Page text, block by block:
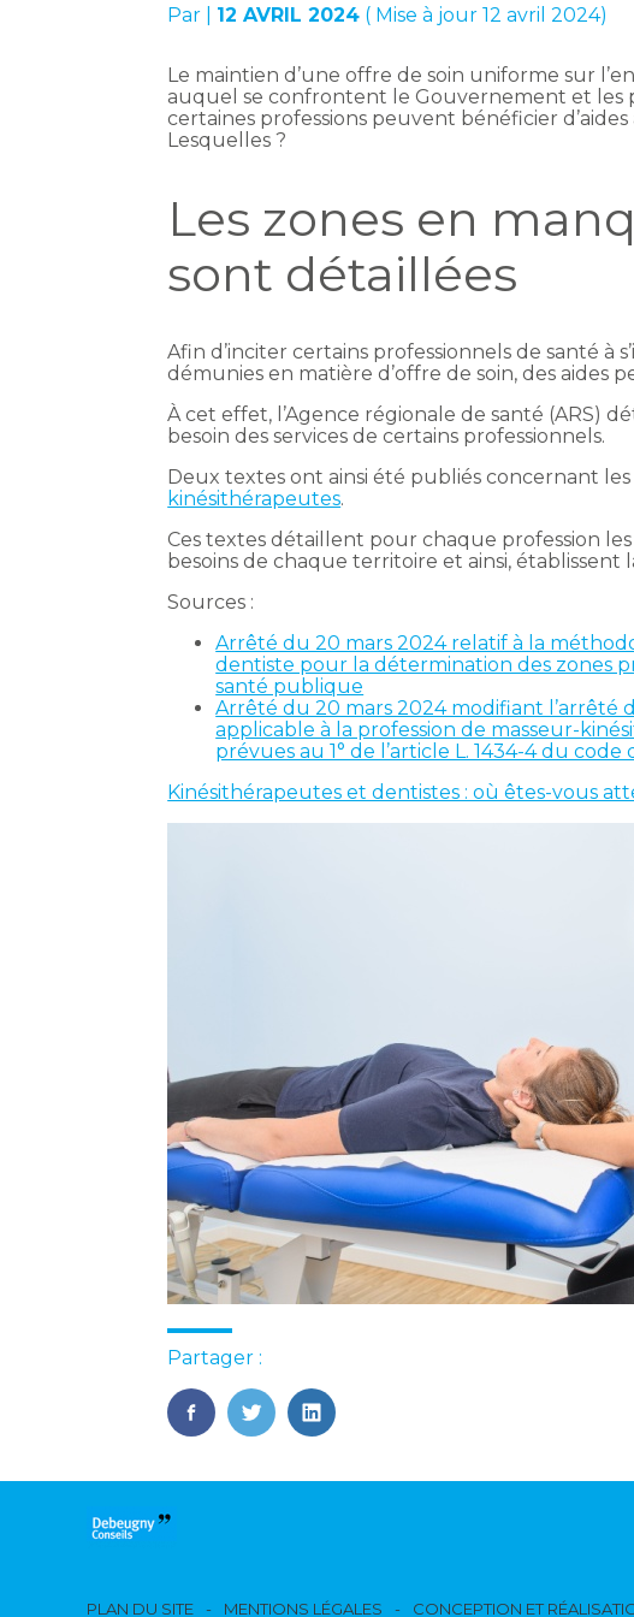
Par 12 AVRIL 2024 ( Mise à jour 12 avril 2024)
Le maintien d’une offre de soin uniforme sur
auquel se confrontent le Gouvernement et les
certaines professions peuvent bénéficier
Lesquelles ?
Les zones en
sont détaillées
Afin d’inciter certains professionnels de santé à
démunies en matière d’offre de soin, des aides
À cet effet, l’Agence régionale de santé (ARS)
besoin des services de certains professionnels.
Deux textes ont ainsi été publiés concernant
kinésithérapeutes.
Ces textes détaillent pour chaque profession
besoins de chaque territoire et ainsi, établissent
Sources :
Arrêté du 20 mars 2024 relatif à la
dentiste pour la détermination des zones
santé publique
Arrêté du 20 mars 2024 modifiant l’arrêté
applicable à la profession de masseur-
prévues au 1° de l’article L. 1434-4 du
Kinésithérapeutes et dentistes : où êtes-vous
Partager :
FaceBook
TwitterLinkedIn
Footer
PLAN DU SITE MENTIONS LÉGALES CONCEPTION ET